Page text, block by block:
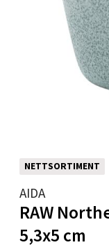
NETTSORTIMENT
AIDA
RAW
5,3x5 cm
0 i butikk
Ålesund
Åpent i dag 10-